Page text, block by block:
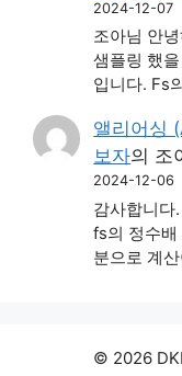
2024-12-07
조아님 안
샘플링 했
입니다. Fs
앨리어싱
보자의 조
2024-12-06
감사합니다
fs의 정수배
분으로 계
© 2026